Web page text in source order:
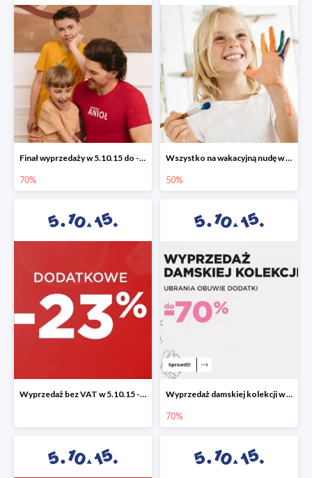
Finał wyprzedaży w 5.10.15 do -70%
70%
Wszystko na wakacyjną nudę w 5.10.15 - gry i zabawki do -50%
50%
Wyprzedaż bez VAT w 5.10.15 - dodatkowe -23% rabatu Wyprzedaż damskiej kolekcji w 5.10.15 - ubrania, obuwie i dodatki do -70%
70%